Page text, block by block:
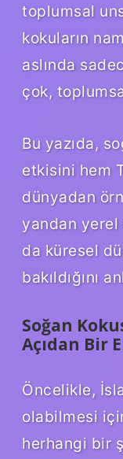
toplumsal
kokuların
aslında
çok,
Bu yazıda,
etkisini hem
dünyadan
yandan
da küresel
bakıldığını
Soğan
Açıdan Bir
Öncelikle,
olabilmesi
herhangi bir